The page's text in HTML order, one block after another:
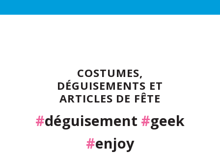
COSTUMES,
DÉGUISEMENTS ET
ARTICLES DE FÊTE
#déguisement #geek
#enjoy